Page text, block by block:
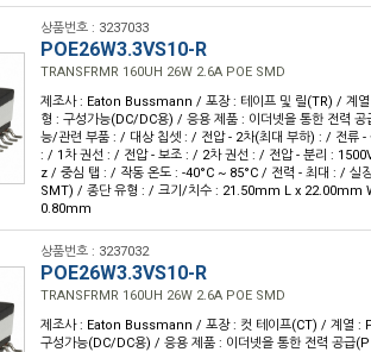
상품번호 : 3237033
POE26W3.3VS10-R
TRANSFRMR 160UH 26W 2.6A POE SMD
제조사 : Eaton Bussmann / 포장 : 테이프 및 릴(TR) / 계
형 : 구성가능(DC/DC용) / 응용 제품 : 이더넷을 통한 전력
능/관련 부품 : / 대상 칩셋 : / 전압 - 2차(최대 부하) : / 전류
: / 1차 권선 : / 전압 - 보조 : / 2차 권선 : / 전압 - 분리 :
z / 중심 탭 : / 작동 온도 : -40°C ~ 85°C / 전력 - 최대 : / 실
SMT) / 종단 유형 : / 크기/치수 : 21.50mm L x 22.00mm
0.80mm
상품번호 : 3237032
POE26W3.3VS10-R
TRANSFRMR 160UH 26W 2.6A POE SMD
제조사 : Eaton Bussmann / 포장 : 컷 테이프(CT) / 계열 :
구성가능(DC/DC용) / 응용 제품 : 이더넷을 통한 전력 공급